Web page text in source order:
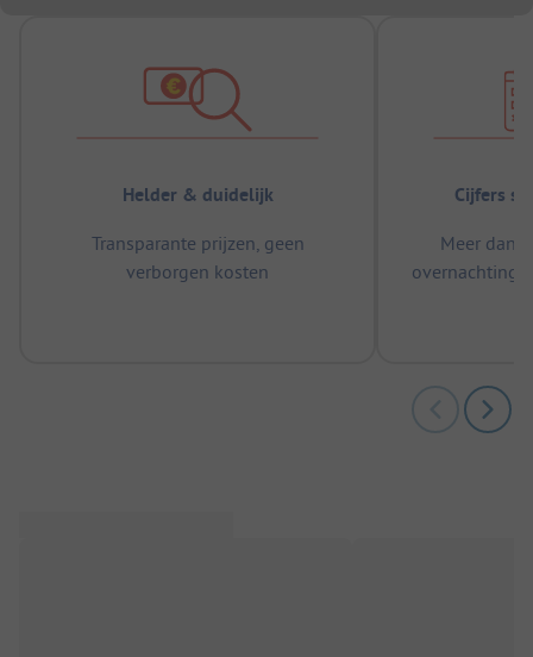
Helder & duidelijk
Transparante prijzen, geen
verborgen kosten
Cijfers
Meer dan